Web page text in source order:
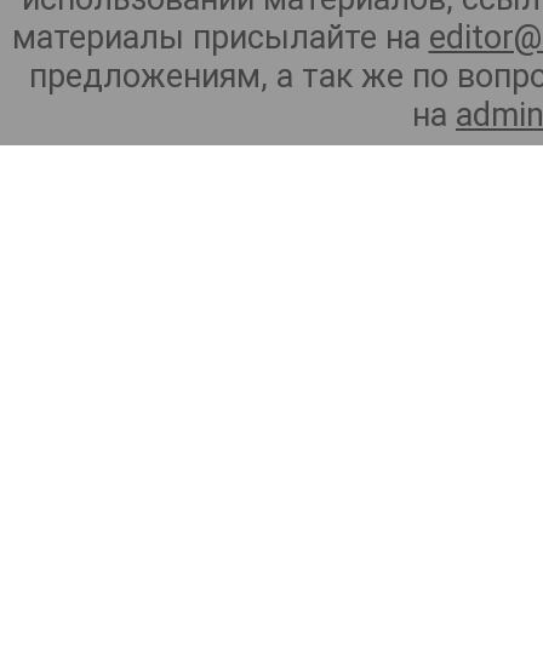
материалы присылайте на
предложениям, а так же по
на